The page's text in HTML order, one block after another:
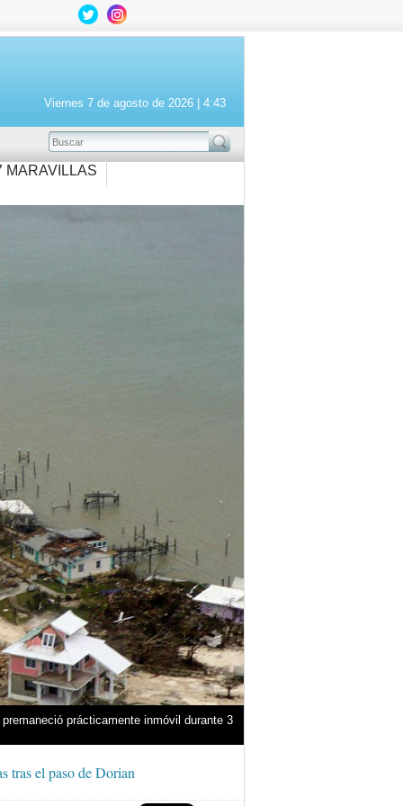
Viernes 7 de agosto de 2026 | 4:43
BUSCAR
MARAVILLAS
prácticamente inmóvil durante 3
tras el paso de Dorian